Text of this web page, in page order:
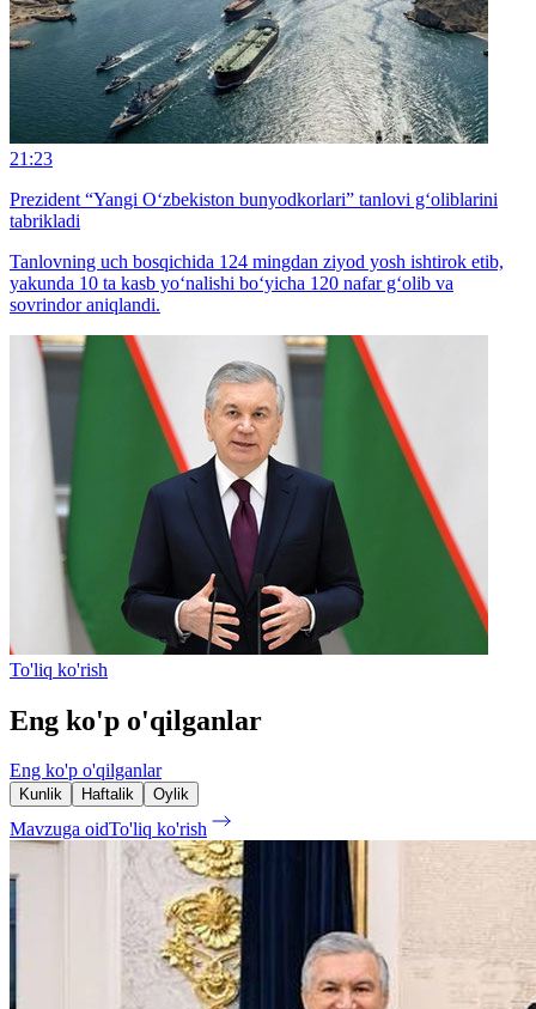
21:23
Prezident “Yangi O‘zbekiston bunyodkorlari” tanlovi g‘oliblarini
tabrikladi
Tanlovning uch bosqichida 124 mingdan ziyod yosh ishtirok etib,
yakunda 10 ta kasb yo‘nalishi bo‘yicha 120 nafar g‘olib va
sovrindor aniqlandi.
To'liq ko'rish
Eng ko'p o'qilganlar
Eng ko'p o'qilganlar
Kunlik Haftalik Oylik
Mavzuga oidTo'liq ko'rish